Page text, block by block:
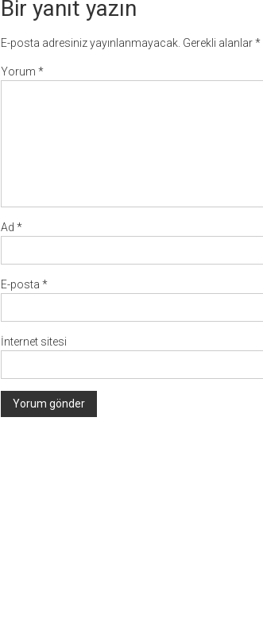
Bir yanıt yazın
E-posta adresiniz yayınlanmayacak. Gerekli alanlar*
Yorum *
Ad *
E-posta *
İnternet sitesi